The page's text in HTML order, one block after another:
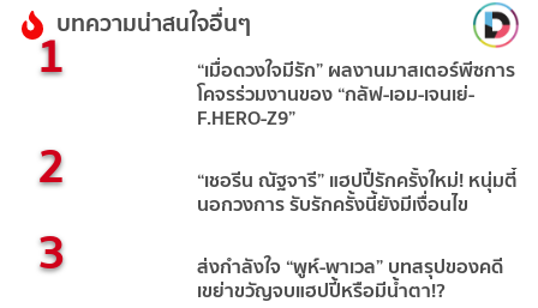
บทความน่าสนใจอื่นๆ
1 “เมื่อดวงใจมีรัก” ผลงานมาสเตอร์พีซการ
โคจรร่วมงานของ “กลัฟ-เอม-เจนเย่-
F.HERO-Z9”
2 “เชอรีน ณัฐจารี” แฮปปี้รักครั้งใหม่! หนุ่มตี๋
นอกวงการ รับรักครั้งนี้ยังมีเงื่อนไข
3 ส่งกำลังใจ “พูห์-พาเวล” บทสรุปของคดี
เขย่าขวัญจบแฮปปี้หรือมีน้ำตา!?